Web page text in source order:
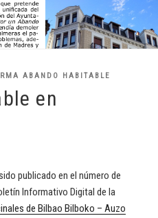
ABANDO HABITABLE
en
publicado en el número de
Informativo Digital de la
de Bilbao Bilboko – Auzo